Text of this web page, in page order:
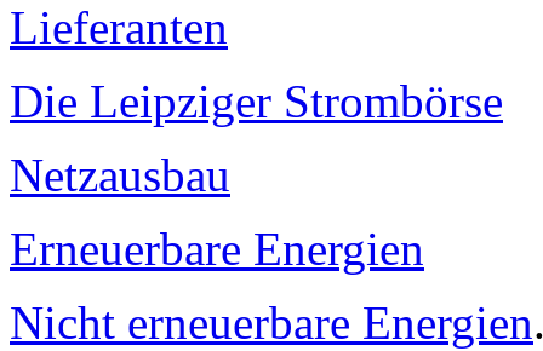
Lieferanten
Die Leipziger Strombörse
Netzausbau
Erneuerbare Energien
Nicht erneuerbare Energien